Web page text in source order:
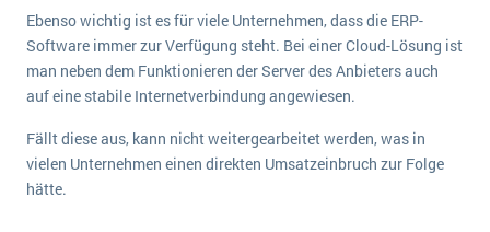
Ebenso wichtig ist es für viele Unternehmen, dass die ERP-
Software immer zur Verfügung steht. Bei einer Cloud-Lösung ist
man neben dem Funktionieren der Server des Anbieters auch
auf eine stabile Internetverbindung angewiesen.
Fällt diese aus, kann nicht weitergearbeitet werden, was in
vielen Unternehmen einen direkten Umsatzeinbruch zur Folge
hätte.